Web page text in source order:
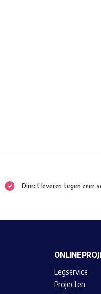
Direct leveren tegen zeer
Legservice
Projecten